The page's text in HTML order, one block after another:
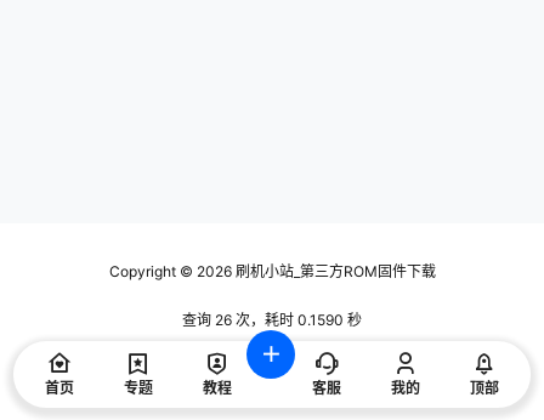
Copyright © 2026刷机小站_第三方ROM固件下载
查询 26 次，耗时 0.1590 秒
首页 专题 教程 客服 我的 顶部